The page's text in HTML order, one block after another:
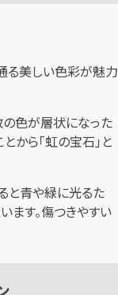
る美しい色彩が魅力
の色が層状になった
から「虹の宝石」と
と青や緑に光るた
ます。傷つきやすい